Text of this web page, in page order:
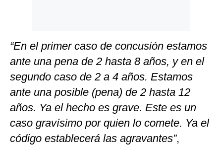
“En el primer caso de concusión estamos
ante una pena de 2 hasta 8 años, y en el
segundo caso de 2 a 4 años. Estamos
ante una posible (pena) de 2 hasta 12
años. Ya el hecho es grave. Este es un
caso gravísimo por quien lo comete. Ya el
código establecerá las agravantes”,